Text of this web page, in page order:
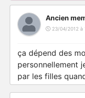
Ancien
23/04/2012 à
ça dépend des
personnellement
par les filles